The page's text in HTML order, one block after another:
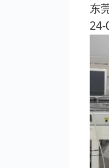
东
24-